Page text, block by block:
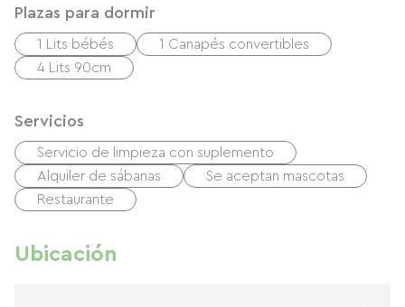
Plazas para dormir
1 Lits bébés
1 Canapés convertibles
4 Lits 90cm
Servicios
Servicio de limpieza con suplemento
Alquiler de sábanas
Se aceptan mascotas
Restaurante
Ubicación